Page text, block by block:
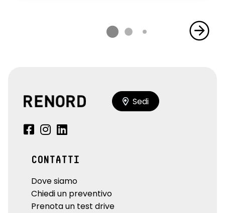
Sedi
CONTATTI
Dove siamo
Chiedi un preventivo
Prenota un test drive